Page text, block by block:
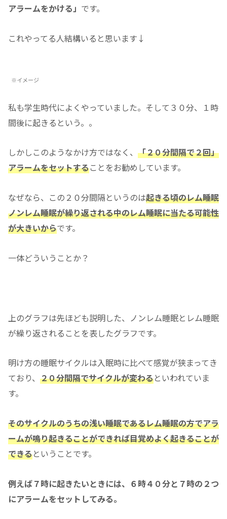
アラームをかける」 です。
これやってる人結構いると思います↓
※イメージ
私も学生時代によくやっていました。そして３０分、１時
間後に起きるという。。
しかしこのようなかけ方ではなく、 「２０分間隔で２回」
アラームをセットすることをお勧めしています。
なぜなら、この２０分間隔というのは起きる頃のレム睡眠
ノンレム睡眠が繰り返される中のレム睡眠に当たる可能性
が大きいからです。
一体どういうことか？
上のグラフは先ほども説明した、ノンレム睡眠とレム睡眠
が繰り返されることを表したグラフです。
明け方の睡眠サイクルは入眠時に比べて感覚が狭まってき
ており、 ２０分間隔でサイクルが変わるといわれていま
す。
そのサイクルのうちの浅い睡眠であるレム睡眠の方でアラ
ームが鳴り起きることができれば目覚めよく起きることが
できるということです。
例えば７時に起きたいときには、６時４０分と７時の２つ
にアラームをセットしてみる。